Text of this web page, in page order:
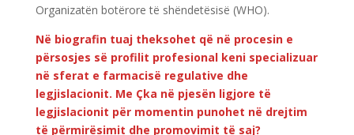
Organizatën botërore të shëndetësisë (WHO).
Në biografin tuaj theksohet që në procesin e
përsosjes së profilit profesional keni specializuar
në sferat e farmacisë regulative dhe
legjislacionit. Me Çka në pjesën ligjore të
legjislacionit për momentin punohet në drejtim
të përmirësimit dhe promovimit të saj?